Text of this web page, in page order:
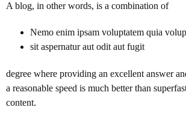
A blog, in other words, is a combination of
Nemo enim ipsam voluptatem quia
sit aspernatur aut odit aut fugit
degree where providing an excellent answer
a reasonable speed is much better than
content.